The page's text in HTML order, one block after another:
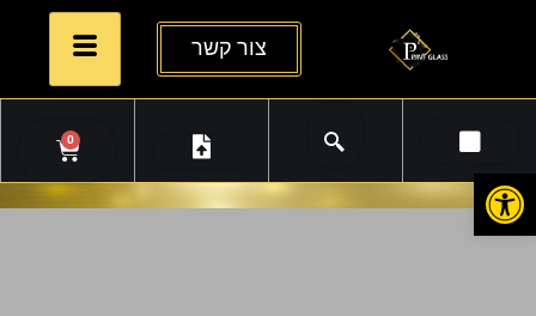
צור קשר
0
פתח סרגל נגישות